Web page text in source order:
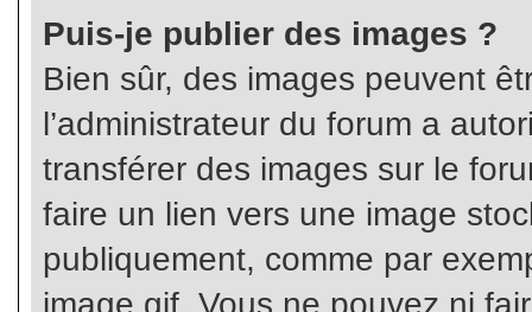
Puis-je publier des images ?
Bien sûr, des images peuvent
l’administrateur du forum a
transférer des images sur le
faire un lien vers une image
publiquement, comme par
image.gif. Vous ne pouvez ni